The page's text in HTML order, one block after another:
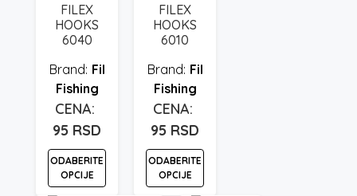
izabrane
na
proizvoda.
mogu
izabrane
stranici
proizvoda.
FILEX
HOOKS
6040
Fil
Fishing
95 RSD
ODABERITE
OPCIJE
FILEX
HOOKS
6010
Fil
Fishing
95 RSD
ODABERITE
OPCIJE